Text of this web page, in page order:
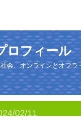
ロフィール
会、オンラインとオフ
02/11